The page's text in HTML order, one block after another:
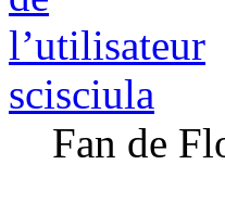
scisciula
Fan de